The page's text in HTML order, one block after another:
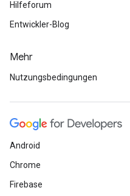
Hilfeforum
Entwickler-Blog
Mehr
Nutzungsbedingungen
Android
Chrome
Firebase